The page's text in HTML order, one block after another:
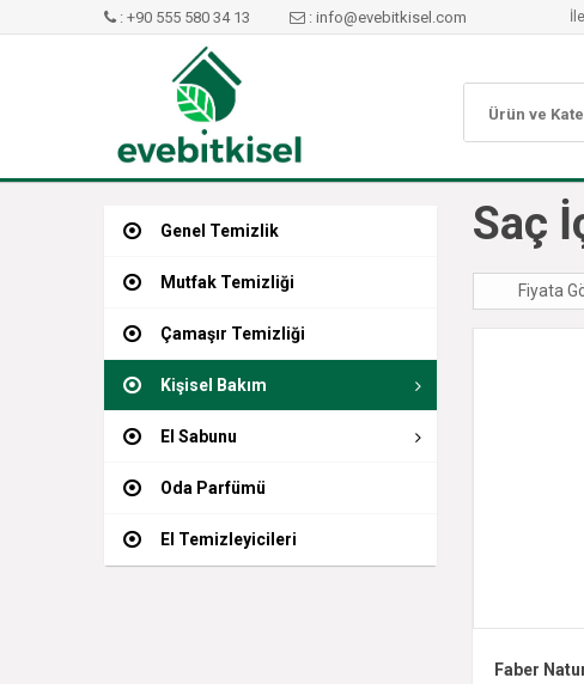
: +90 555 580 34 13 : info@evebitkisel.com
Genel Temizlik
Mutfak Temizliği
Çamaşır Temizliği
Kişisel Bakım
El Sabunu
Oda Parfümü
El Temizleyicileri
Saç
Fiyata
Faber